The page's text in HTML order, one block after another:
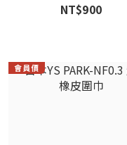
NT$900